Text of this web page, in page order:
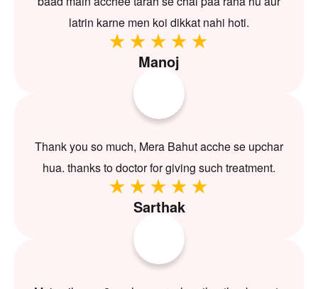
latrin karne men koi dikkat nahi hoti.
Manoj
Thank you so much, Mera Bahut acche se upchar
hua. thanks to doctor for giving such treatment.
Sarthak